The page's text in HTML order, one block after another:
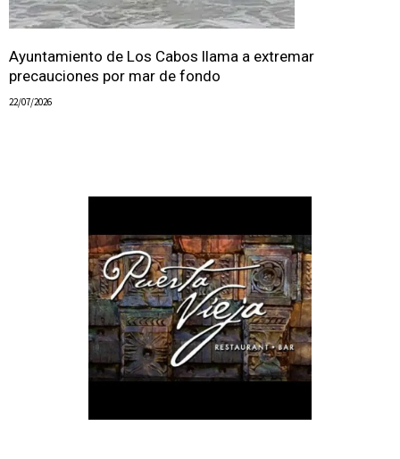
Ayuntamiento de Los Cabos llama a extremar
precauciones por mar de fondo
22/07/2026